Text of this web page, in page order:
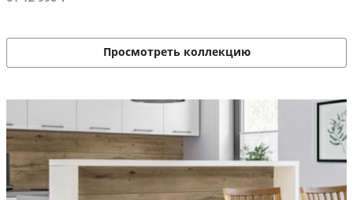
Просмотреть коллекцию